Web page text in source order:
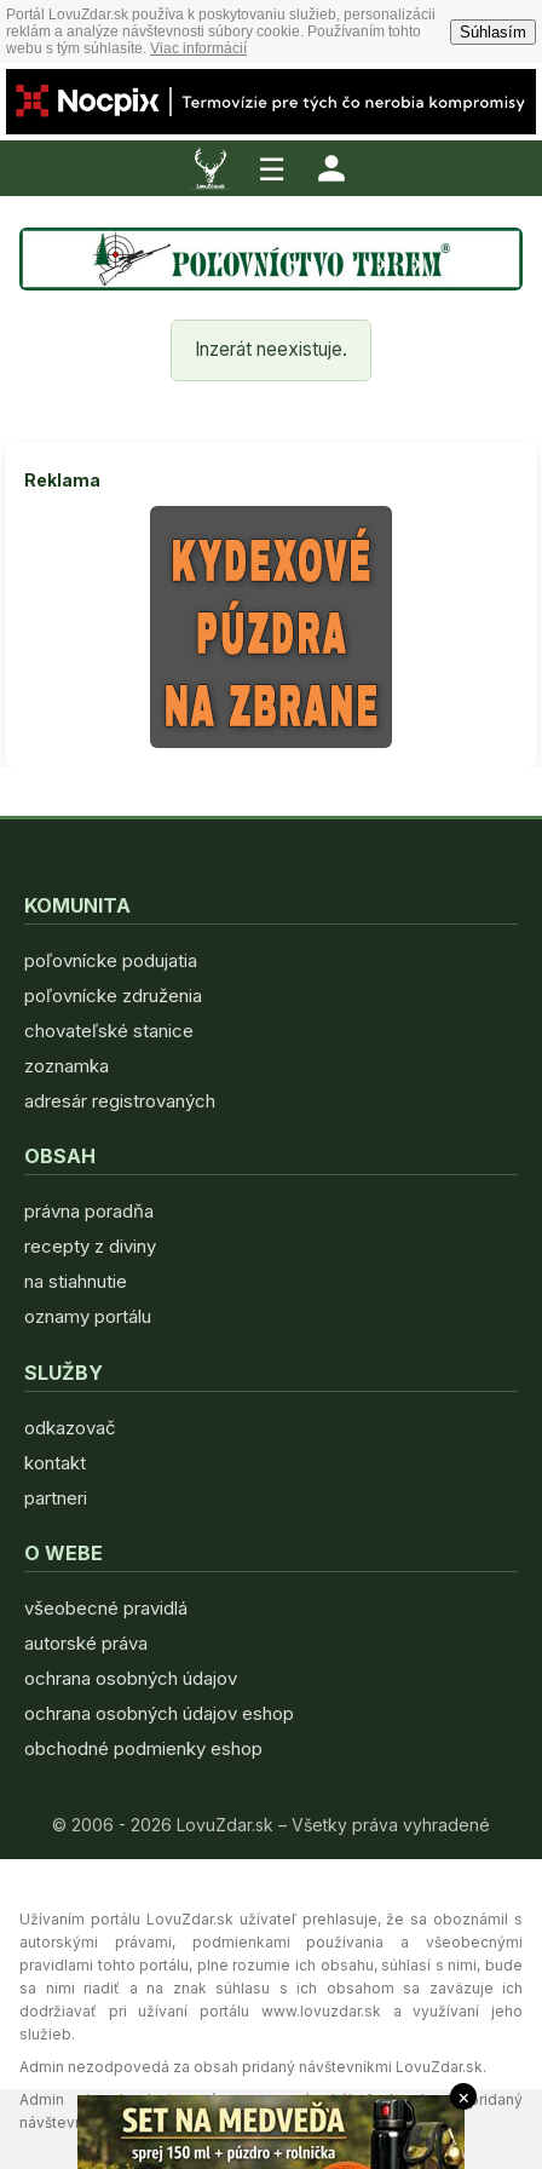
Portál LovuZdar.sk používa k poskytovaniu služieb, personalizácii
reklám a analýze návštevnosti súbory cookie. Používaním tohto
webu s tým súhlasíte. Viac informácií
Súhlasím
☰
Inzerát neexistuje.
Reklama
KOMUNITA
poľovnícke podujatia
poľovnícke združenia
chovateľské stanice
zoznamka
adresár registrovaných
OBSAH
právna poradňa
recepty z diviny
na stiahnutie
oznamy portálu
SLUŽBY
odkazovač
kontakt
partneri
O WEBE
všeobecné pravidlá
autorské práva
ochrana osobných údajov
ochrana osobných údajov eshop
obchodné podmienky eshop
© 2006 - 2026 LovuZdar.sk – Všetky práva vyhradené
Užívaním portálu LovuZdar.sk užívateľ prehlasuje, že sa oboznámil s
autorskými právami, podmienkami používania a všeobecnými
pravidlami tohto portálu, plne rozumie ich obsahu, súhlasí s nimi, bude
sa nimi riadiť a na znak súhlasu s ich obsahom sa zaväzuje ich
dodržiavať pri užívaní portálu www.lovuzdar.sk a využívaní jeho
služieb.
Admin nezodpovedá za obsah pridaný návštevníkmi LovuZdar.sk.
Admin si vyhradzuje právo vymazať akýkoľvek obsah pridaný
návštevníkmi portálu, ak tak uzná za vhodné.
×